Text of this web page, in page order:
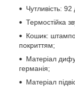
Чутливість: 92
Термостійка
Кошик:
покриттям;
Матеріал
германія;
Матеріал